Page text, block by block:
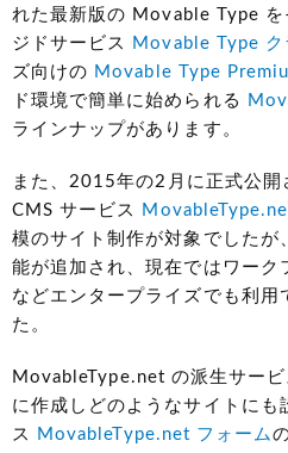
れた最新版の Movable Type を
ジドサービス
Movable Type ク
ズ向けの Movable Type
ド環境で簡単に始められる
ラインナップがあります。
また、2015年の2月に正式公開
CMS サービス
模のサイト制作が対象でしたが
能が追加され、現在ではワーク
などエンタープライズでも利用
た。
MovableType.net の派生サー
に作成しどのようなサイトにも
ス
MovableType.net フォーム